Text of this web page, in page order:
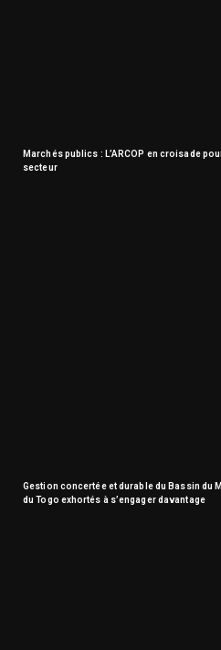
Marchés publics : L’ARCOP en croisade
secteur
Gestion concertée et durable du Bassin du
du Togo exhortés à s’engager davantage